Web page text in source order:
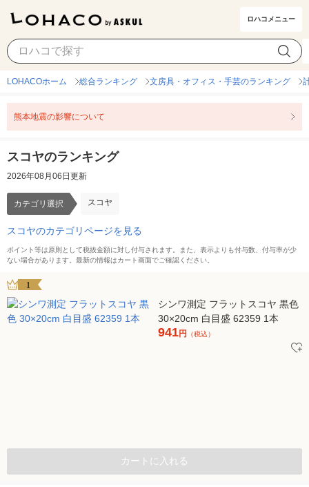
ロハコメニュー
スコヤ カテゴリ選択
LOHACOホーム 総合ランキング 文房具・オフィス・手芸のランキング
熊本地震の影響について
スコヤのランキング
2026年08月06日更新
カテゴリ選択 スコヤ
スコヤのカテゴリページを見る
ポイント等は原則として税抜金額に対し付与されます。また、表示よりも付与数、付与率が少
ない場合があります。最新の情報はカート画面でご確認ください。
1
シンワ測定 フラットスコヤ 黒色
30×20cm 白目盛 62359 1本
941円 （税込）
カートに入れる